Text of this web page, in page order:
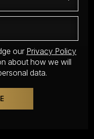
our Privacy Policy
about how we will
data.